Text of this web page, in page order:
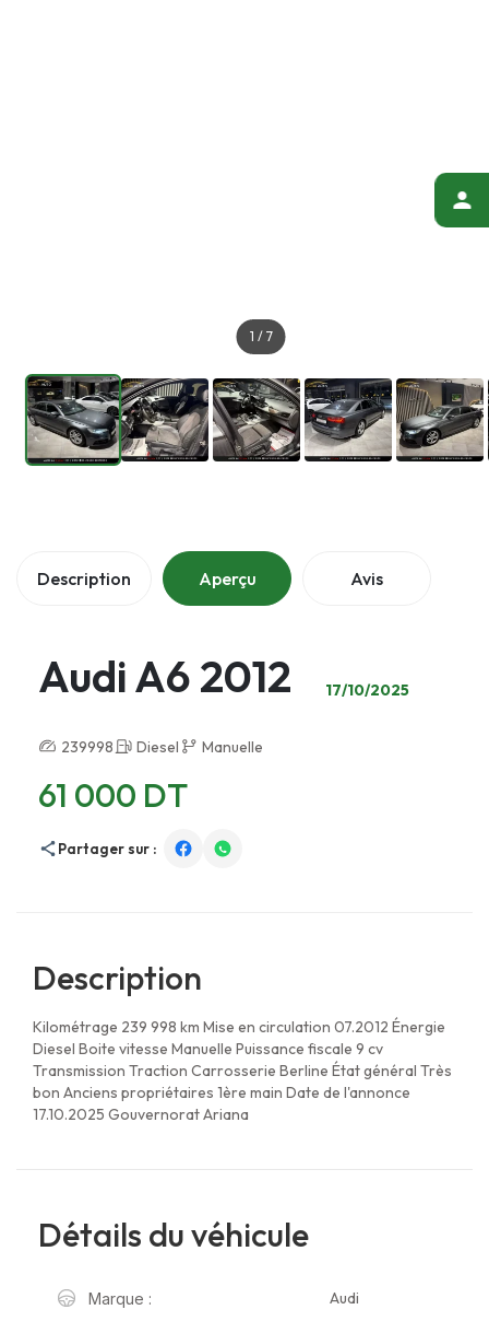
1 / 7
Description Aperçu Avis
Audi A6 2012 17/10/2025
239998 Diesel Manuelle
61 000 DT
Partager sur :
Description
Kilométrage 239 998 km Mise en circulation 07.2012 Énergie
Diesel Boite vitesse Manuelle Puissance fiscale 9 cv
Transmission Traction Carrosserie Berline État général Très
bon Anciens propriétaires 1ère main Date de l'annonce
17.10.2025 Gouvernorat Ariana
Détails du véhicule
Marque : Audi